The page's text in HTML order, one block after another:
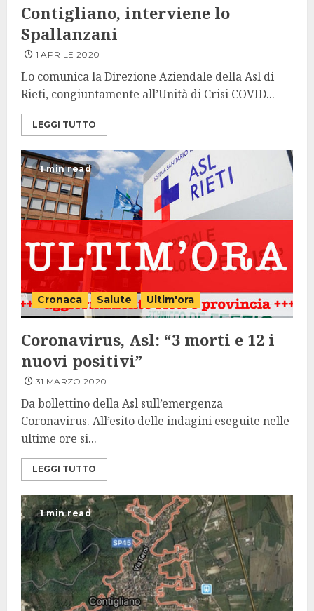
Contigliano, interviene lo
Spallanzani
1 APRILE 2020
Lo comunica la Direzione Aziendale della Asl di
Rieti, congiuntamente all’Unità di Crisi COVID...
LEGGI TUTTO
1 min read
Cronaca Salute Ultim'ora
Coronavirus, Asl: “3 morti e 12 i
nuovi positivi”
31 MARZO 2020
Da bollettino della Asl sull’emergenza
Coronavirus. All’esito delle indagini eseguite nelle
ultime ore si...
LEGGI TUTTO
1 min read